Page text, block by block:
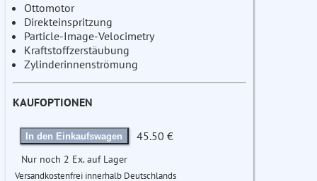
Ottomotor
Direkteinspritzung
Particle-Image-Velocimetry
Kraftstoffzerstäubung
Zylinderinnenströmung
KAUFOPTIONEN
In den Einkaufswagen 45.50 €
Nur noch 2 Ex. auf Lager
Versandkostenfrei innerhalb Deutschlands